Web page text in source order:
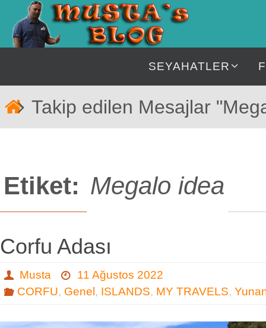
İçeriğe
geç
SEYAHATLER
Takip edilen Mesajlar
Etiket: Megalo idea
Corfu Adası
Musta
11 Ağustos 2022
CORFU, Genel , ISLANDS, MY TRAVELS,